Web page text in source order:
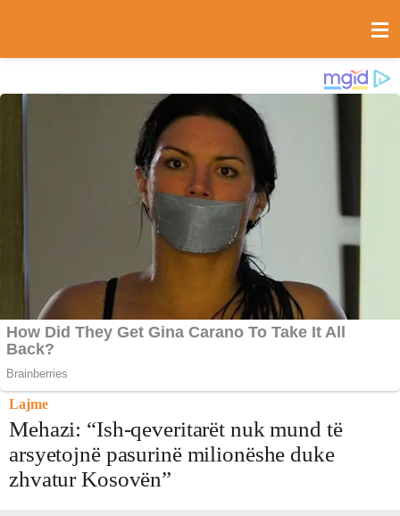
Lajme
Mehazi: “Ish-qeveritarët nuk mund të
arsyetojnë pasurinë milionëshe duke
zhvatur Kosovën”